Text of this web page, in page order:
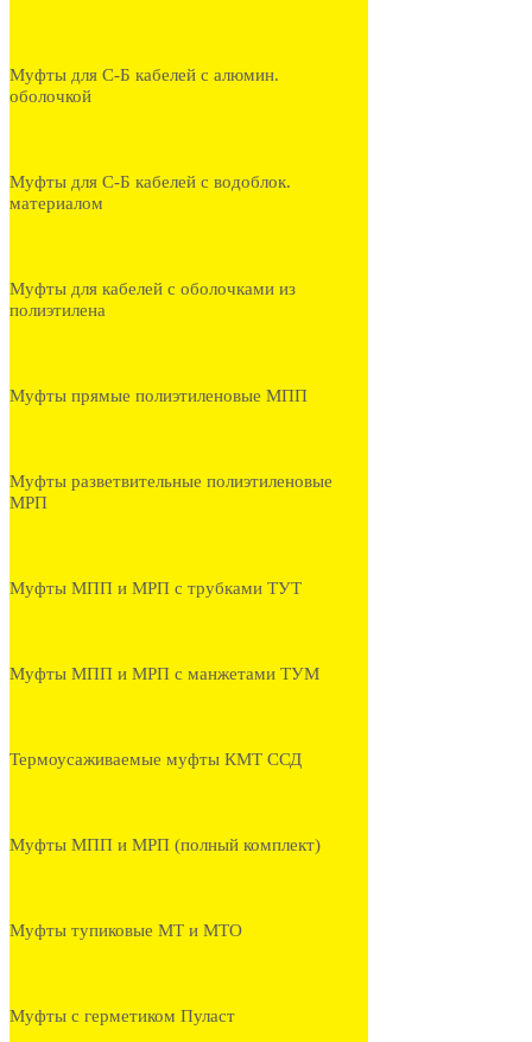
Муфты для С-Б кабелей с алюмин.
оболочкой
Муфты для С-Б кабелей с водоблок.
материалом
Муфты для кабелей с оболочками из
полиэтилена
Муфты прямые полиэтиленовые МПП
Муфты разветвительные полиэтиленовые
МРП
Муфты МПП и МРП с трубками ТУТ
Муфты МПП и МРП с манжетами ТУМ
Термоусаживаемые муфты КМТ ССД
Муфты МПП и МРП (полный комплект)
Муфты тупиковые МТ и МТО
Муфты с герметиком Пуласт